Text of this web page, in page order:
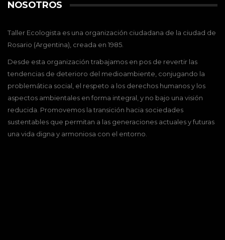
NOSOTROS
Taller Ecologista es una organización ciudadana de la ciudad de
Rosario (Argentina), creada en 1985.
Desde esta organización trabajamos en pos de revertir las
tendencias de deterioro del medioambiente, conjugando la
problemática social, el respeto a los derechos humanos y los
aspectos ambientales en forma integral, y no bajo una visión
reducida. Promovemos la transición hacia sociedades
sustentables que permitan a las generaciones actuales y futuras
una vida digna y armoniosa con el entorno.